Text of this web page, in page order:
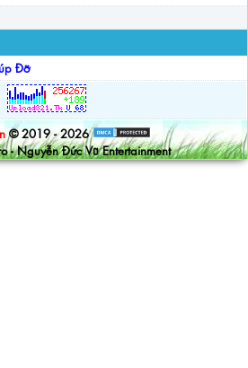
Đỡ
© 2019 - 2026
- Nguyễn Đức Vũ Entertainment